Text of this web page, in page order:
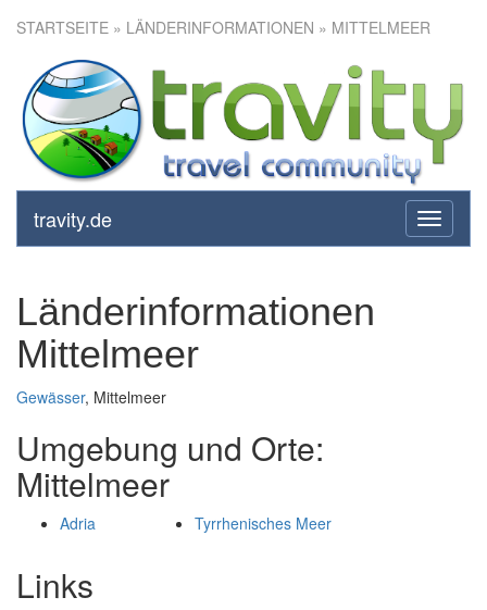
STARTSEITE » LÄNDERINFORMATIONEN » MITTELMEER
toggle
travity.de
Länderinformationen
Mittelmeer
Gewässer, Mittelmeer
Umgebung und Orte:
Mittelmeer
Adria Tyrrhenisches Meer
Links